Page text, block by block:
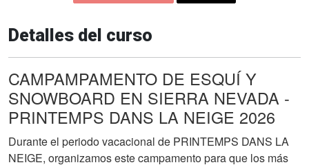
Detalles del curso
CAMPAMPAMENTO DE ESQUÍ Y
SNOWBOARD EN SIERRA NEVADA -
PRINTEMPS DANS LA NEIGE 2026
Durante el periodo vacacional de PRINTEMPS DANS LA
NEIGE, organizamos este campamento para que los más